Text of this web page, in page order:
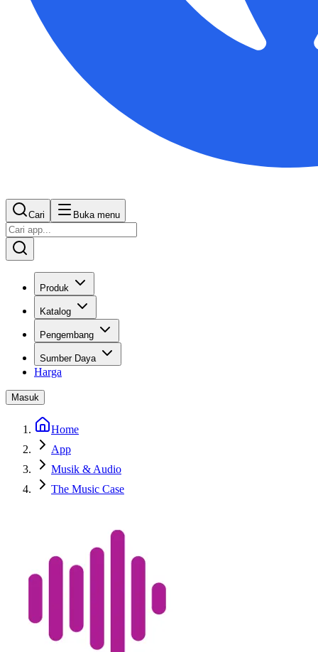
Cari Buka menu
Produk
Katalog
Pengembang
Sumber Daya
Harga
Masuk
Home
App
Musik & Audio
The Music Case